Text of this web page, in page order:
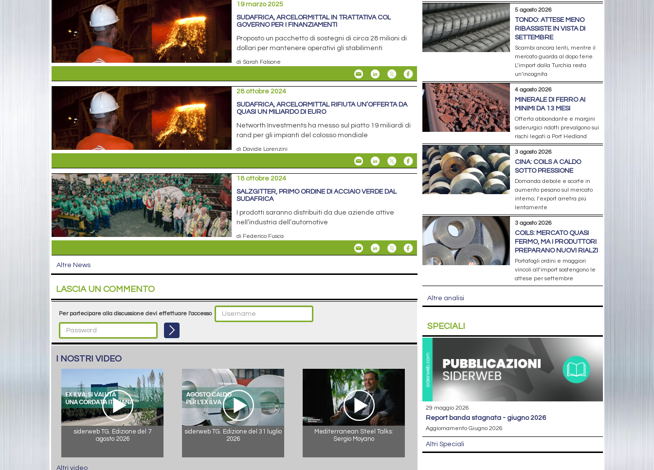
19 marzo 2025
SUDAFRICA, ARCELORMITTAL IN TRATTATIVA COL
GOVERNO PER I FINANZIAMENTI
Proposto un pacchetto di sostegni di circa 28 milioni di
dollari per mantenere operativi gli stabilimenti
di Sarah Falsone
28 ottobre 2024
SUDAFRICA, ARCELORMITTAL RIFIUTA UN’OFFERTA DA
QUASI UN MILIARDO DI EURO
Networth Investments ha messo sul piatto 19 miliardi di
rand per gli impianti del colosso mondiale
di Davide Lorenzini
18 ottobre 2024
SALZGITTER, PRIMO ORDINE DI ACCIAIO VERDE DAL
SUDAFRICA
I prodotti saranno distribuiti da due aziende attive
nell’industria dell’automotive
di Federico Fusca
Altre News
LASCIA UN COMMENTO
Per partecipare alla discussione devi effettuare l'accesso
I NOSTRI VIDEO
siderweb TG. Edizione del 7
agosto 2026
siderweb TG. Edizione del 31 luglio
2026
Mediterranean Steel Talks:
Sergio Moyano
Altri video
5 agosto 2026
TONDO: ATTESE MENO
RIBASSISTE IN VISTA DI
SETTEMBRE
Scambi ancora lenti, mentre il
mercato guarda al dopo ferie.
L’import dalla Turchia resta
un’incognita
4 agosto 2026
MINERALE DI FERRO AI
MINIMI DA 13 MESI
Offerta abbondante e margini
siderurgici ridotti prevalgono sui
rischi legati a Port Hedland
3 agosto 2026
CINA: COILS A CALDO
SOTTO PRESSIONE
Domanda debole e scorte in
aumento pesano sul mercato
interno; l’export arretra più
lentamente
3 agosto 2026
COILS: MERCATO QUASI
FERMO, MA I PRODUTTORI
PREPARANO NUOVI RIALZI
Portafogli ordini e maggiori
vincoli all’import sostengono le
attese per settembre
Altre analisi
SPECIALI
29 maggio 2026
report banda stagnata - giugno 2026
Aggiornamento Giugno 2026
Altri Speciali